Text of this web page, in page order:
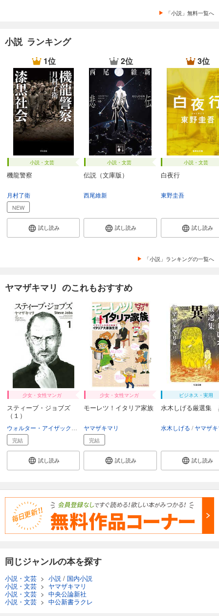
「小説」無料一覧へ
小説 ランキング
1位
小説・文芸
機龍警察
月村了衛
NEW
試し読み
2位
小説・文芸
伝説（文庫版）
西尾維新
試し読み
3位
小説・文芸
白夜行
東野圭吾
試し読み
「小説」ランキングの一覧へ
ヤマザキマリ のこれもおすすめ
少女・女性マンガ
スティーブ・ジョブズ
（１）
ヤマザキマリ
完結
試し読み
少女・女性マンガ
モーレツ！イタリア家族
ヤマザキマリ
完結
試し読み
ビジネス・実用
水木しげる厳選集
水木しげる ヤマザ
試し読み
同じジャンルの本を探す
小説・文芸 > 小説 / 国内小説
小説・文芸 > ヤマザキマリ
小説・文芸 > 中央公論新社
小説・文芸 > 中公新書ラクレ